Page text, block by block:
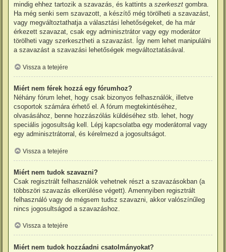
mindig ehhez tartozik a szavazás, és kattints a szerkeszt gombra.
Ha még senki sem szavazott, a készítő még törölheti a szavazást,
vagy megváltoztathatja a választási lehetőségeket, de ha már
érkezett szavazat, csak egy adminisztrátor vagy egy moderátor
törölheti vagy szerkesztheti a szavazást. Így nem lehet manipulálni
a szavazást a szavazási lehetőségek megváltoztatásával.
Vissza a tetejére
Miért nem férek hozzá egy fórumhoz?
Néhány fórum lehet, hogy csak bizonyos felhasználók, illetve
csoportok számára érhető el. A fórum megtekintéséhez,
olvasásához, benne hozzászólás küldéséhez stb. lehet, hogy
speciális jogosultság kell. Lépj kapcsolatba egy moderátorral vagy
egy adminisztrátorral, és kérelmezd a jogosultságot.
Vissza a tetejére
Miért nem tudok szavazni?
Csak regisztrált felhasználók vehetnek részt a szavazásokban (a
többszöri szavazás elkerülése végett). Amennyiben regisztrált
felhasználó vagy de mégsem tudsz szavazni, akkor valószínűleg
nincs jogosultságod a szavazáshoz.
Vissza a tetejére
Miért nem tudok hozzáadni csatolmányokat?